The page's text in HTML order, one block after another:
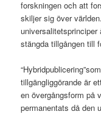
forskningen och att
skiljer sig över
stängda tillgången till
tillgängliggörande är
en övergångsform på
permanentats då den